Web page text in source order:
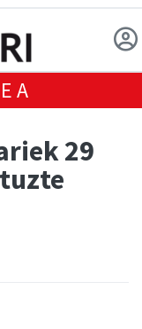
29